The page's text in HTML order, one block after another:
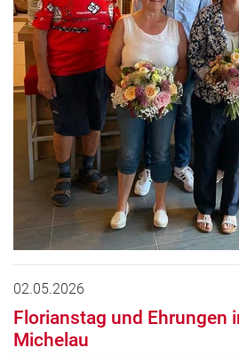
02.05.2026
Florianstag und Ehrungen
Michelau